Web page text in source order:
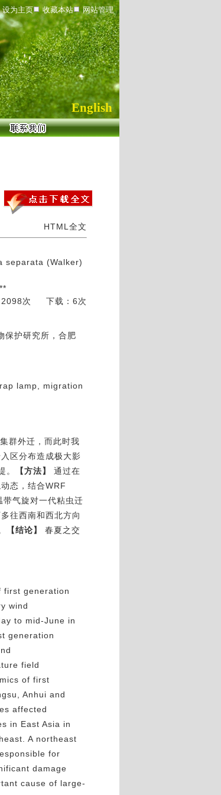
设为主页 收藏本站 网站管理
English
HTML全文
separata (Walker)
2098次
下载：6次
保护研究所，合肥
lamp, migration
群外迁，而此时我
区分布造成极大影
。 【方法】
通过在
态，结合WRF
带气旋对一代粘虫迁
往西南和西北方向
【结论】
春夏之交
first generation
wind
to mid-June in
generation
field
of first
Anhui and
affected
in East Asia in
A northeast
for
damage
cause of large-